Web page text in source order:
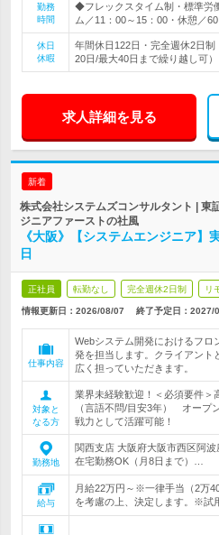
勤務
時間
◆フレックスタイム制・標準労
ム／11：00～15：00・休憩／
休日
休暇
年間休日122日・完全週休2日
20日/最大40日まで繰り越し可）
求人詳細を見る
新着
株式会社システムズコンサルタント | 東
ジニアファーストの社風
《大阪》【システムエンジニア
日
正社員 転勤なし 完全週休2日制 リ
情報更新日：2026/08/07 終了予定日： 2027/
仕事内容
Webシステム開発におけるフロ
発を担当します。クライアント
広く担っていただきます。
対象と
なる方
業界未経験歓迎！＜必須要件＞
（言語不問/目安3年） オープ
戦力として活躍可能！
勤務地
関西支店 大阪府大阪市西区阿
在宅勤務OK（月8日まで）…
給与
月給22万円～※一律手当（2万
を考慮の上、決定します。※試